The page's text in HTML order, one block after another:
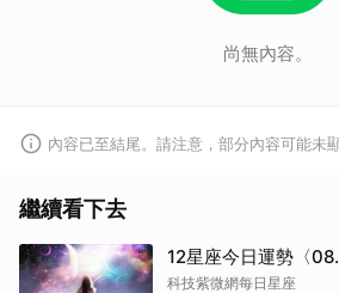
尚無內容。
內容已至結尾。請注意，部分內容可能未顯
繼續看下去
12星座今日運勢〈
科技紫微網每日星座